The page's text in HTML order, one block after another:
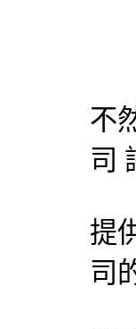
不
司
提
司